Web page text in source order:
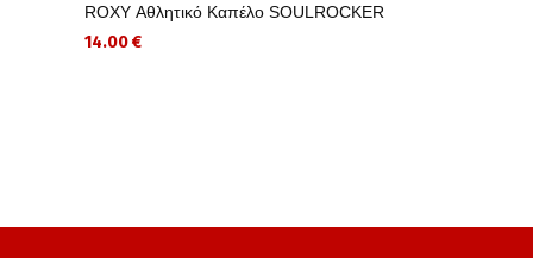
ROXY Αθλητικό Καπέλο SOULROCKER
14.00 €